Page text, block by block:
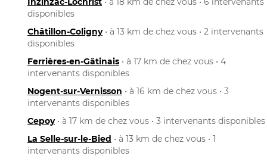
disponibles
Châtillon-Coligny• à 13 km de chez vous • 2 intervenants
disponibles
Ferrières-en-Gâtinais • à 17 km de chez vous • 4
intervenants disponibles
Nogent-sur-Vernisson • à 16 km de chez vous • 3
intervenants disponibles
Cepoy• à 17 km de chez vous • 3 intervenants disponibles
La Selle-sur-le-Bied • à 13 km de chez vous • 1
intervenants disponibles